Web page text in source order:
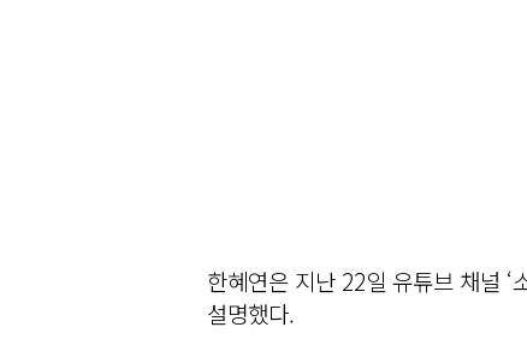
한혜연은 지난 22일 유튜브 채널 ‘
설명했다.